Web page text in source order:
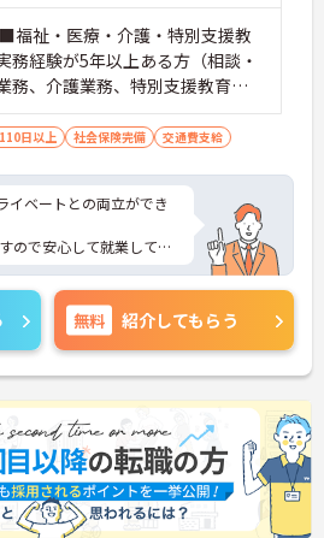
■福祉・医療・介護・特別支援教
務経験が5年以上ある方（相談・
務、介護業務、特別支援教育な
発達支援管理責任者研修受講者
社会福祉主事任用資格、児童指
祉士などの有資格者 ■特別支援
障害児向けに支援サポート経験
日以上 社会保険完備 交通費支給
イベートとの両立ができ
ので安心して就業して頂
お問い合わせ下さい。さ
！
無料 紹介してもらう